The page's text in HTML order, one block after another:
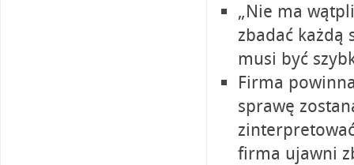
„Nie ma
zbadać każdą
musi być
Firma
sprawę
firma ujawni